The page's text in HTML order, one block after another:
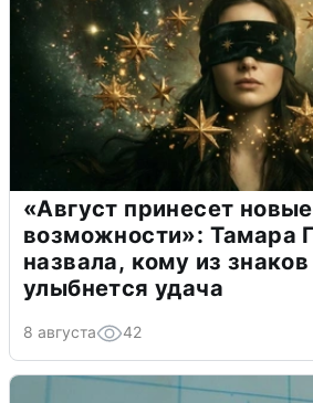
«Август принесет новые
возможности»: Тамара
назвала, кому из
улыбнется удача
8 августа 42